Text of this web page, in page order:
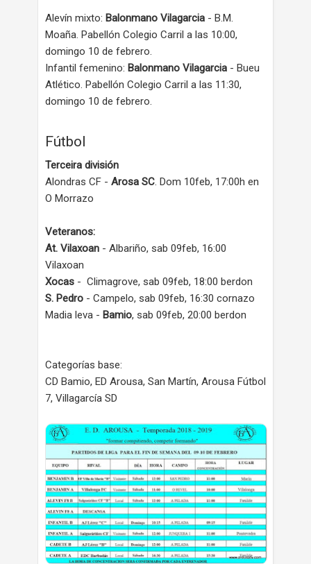
Alevín mixto: Balonmano Vilagarcia - B.M.
Moaña. Pabellón Colegio Carril a las 10:00,
domingo 10 de febrero.
Infantil femenino: Balonmano Vilagarcia - Bueu
Atlético. Pabellón Colegio Carril a las 11:30,
domingo 10 de febrero.
Fútbol
Terceira división
Alondras CF - Arosa SC. Dom 10feb, 17:00h en
O Morrazo
Veteranos:
At. Vilaxoan - Albariño, sab 09feb, 16:00
Vilaxoan
Xocas - Climagrove, sab 09feb, 18:00 berdon
S. Pedro - Campelo, sab 09feb, 16:30 cornazo
Madia leva - Bamio, sab 09feb, 20:00 berdon
Categorías base:
CD Bamio, ED Arousa, San Martín, Arousa Fútbol
7, Villagarcía SD